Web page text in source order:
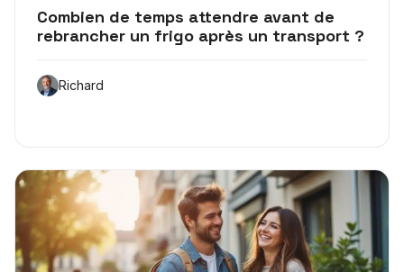
Combien de temps attendre avant de
rebrancher un frigo après un transport ?
Richard